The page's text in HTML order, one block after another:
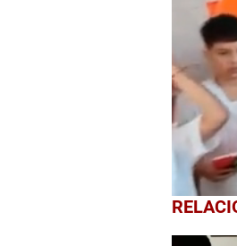
0
seconds